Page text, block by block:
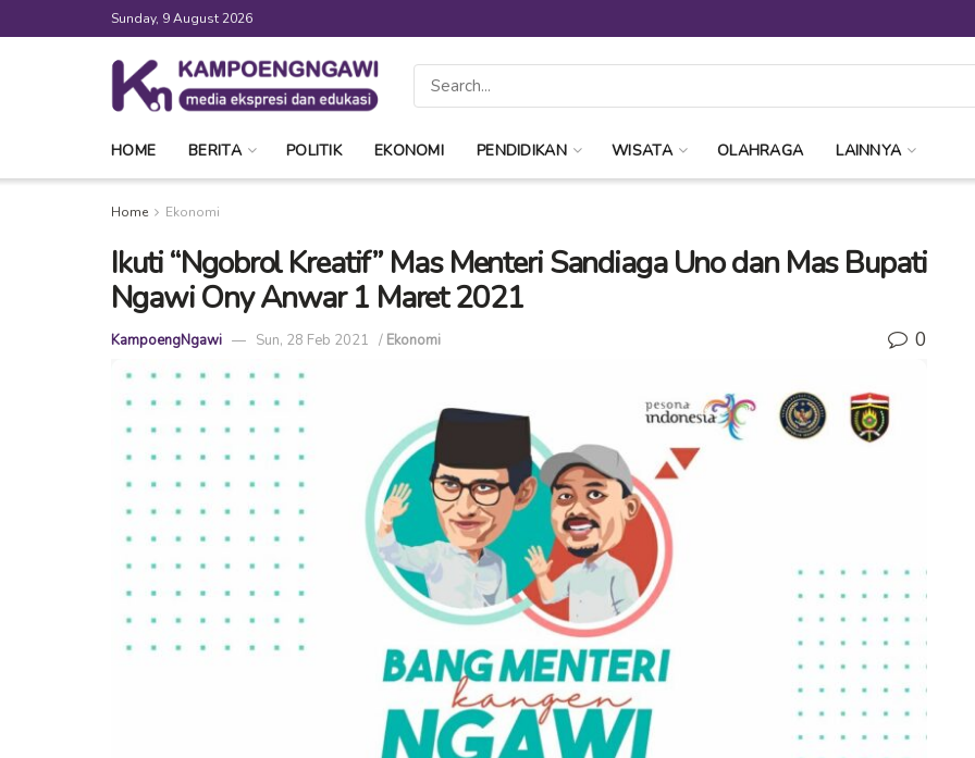
Sunday, 9 August 2026
HOME BERITA POLITIK EKONOMI PENDIDIKAN WISATA OLAHRAGA LAINNYA
Home Ekonomi
Ikuti “Ngobrol Kreatif” Mas Menteri Sandiaga Uno dan Mas Bupati
Ngawi Ony Anwar 1 Maret 2021
KampoengNgawi Sun, 28 Feb 2021 / Ekonomi 0